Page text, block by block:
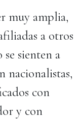
muy amplia,
a otros
sienten a
nacionalistas,
con
y con